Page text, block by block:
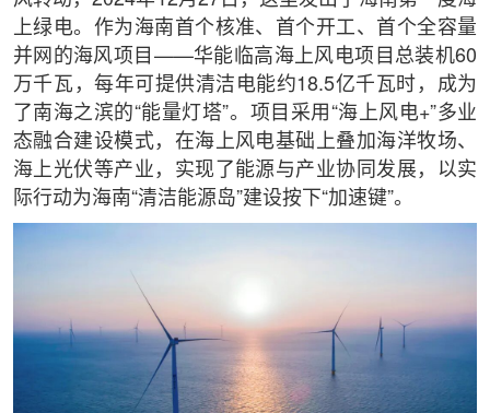
上绿电。作为海南首个核准、首个开工、首个全容量
并网的海风项目——华能临高海上风电项目总装机60
万千瓦，每年可提供清洁电能约18.5亿千瓦时，成为
了南海之滨的“能量灯塔”。项目采用“海上风电+”多业
态融合建设模式，在海上风电基础上叠加海洋牧场、
海上光伏等产业，实现了能源与产业协同发展，以实
际行动为海南“清洁能源岛”建设按下“加速键”。